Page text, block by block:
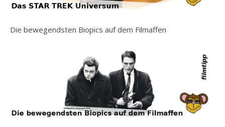
Die bewegendsten Biopics auf dem Filmaffen